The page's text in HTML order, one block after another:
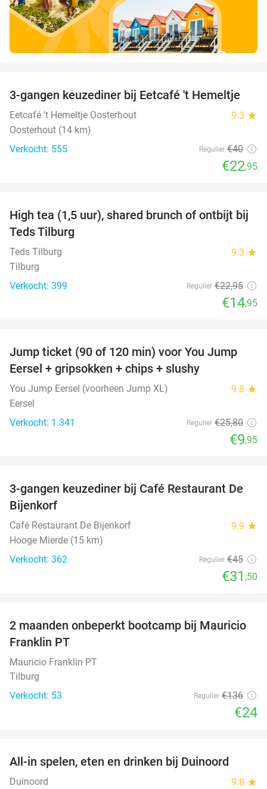
43%
3-gangen keuzediner bij Eetcafé 't Hemeltje
Eetcafé 't Hemeltje Oosterhout 9.3 star
Oosterhout (14 km)
Verkocht: 555
Regulier €40
€22,95
35%
High tea (1,5 uur), shared brunch of ontbijt bij
Teds Tilburg
Teds Tilburg 9.3 star
Tilburg
Verkocht: 399
Regulier €22,95
€14,95
61%
Jump ticket (90 of 120 min) voor You Jump
Eersel + gripsokken + chips + slushy
You Jump Eersel (voorheen Jump XL) 9.8 star
Eersel
Verkocht: 1.341
Regulier €25,80
€9,95
30%
3-gangen keuzediner bij Café Restaurant De
Bijenkorf
Café Restaurant De Bijenkorf 9.9 star
Hooge Mierde (15 km)
Verkocht: 362
Regulier €45
€31 ,50
82%
2 maanden onbeperkt bootcamp bij Mauricio
Franklin PT
Mauricio Franklin PT
Tilburg
Verkocht: 53
Regulier €136
€24
All-in spelen, eten en drinken bij Duinoord
Duinoord 9.8 star